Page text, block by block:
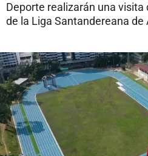
Deporte realizarán una visita
de la Liga Santandereana